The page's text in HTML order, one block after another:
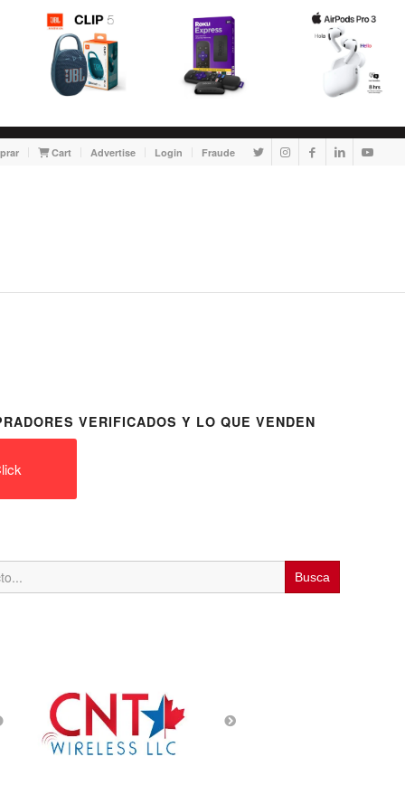
Cart Advertise Login Fraude
VERIFICADOS Y LO QUE VENDEN